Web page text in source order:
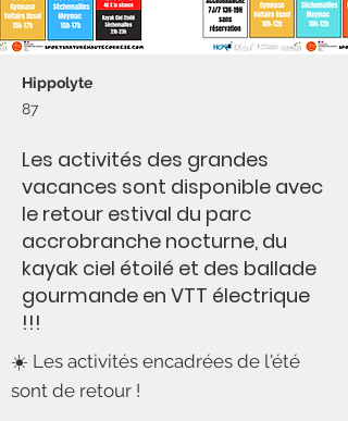
Hippolyte
87
Les activités des grandes
vacances sont disponible avec
le retour estival du parc
accrobranche nocturne, du
kayak ciel étoilé et des ballade
gourmande en VTT électrique
!!!
☀️ Les activités encadrées de l'été
sont de retour !